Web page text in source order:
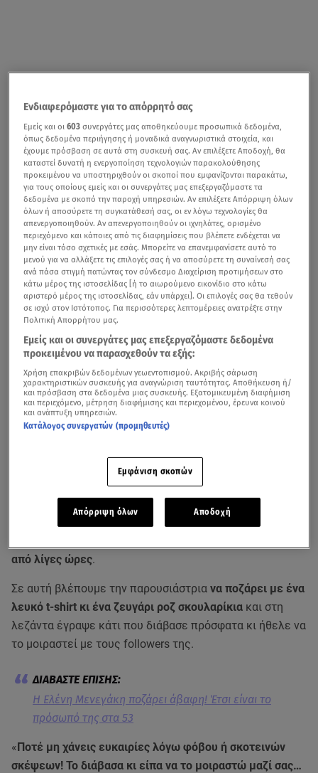
Δείτε βίντεο για την Ελένη Μενεγάκη από τοBreakfast@Star
Φωτογραφία από το μπαλκόνι της πόσταρε η
Ελένη
από λίγες ώρες.
Σε αυτή βλέπουμε την παρουσιάστρια να ποζάρει με ένα
λευκό t-shirt κι ένα ζευγάρι ροζ σκουλαρίκια και στη
λεζάντα έγραψε κάτι που διάβασε πρόσφατα κι ήθελε να
το μοιραστεί με τους followers της.
Η Ελένη Μενεγάκη ποζάρει άβαφη! Έτσι είναι το
πρόσωπό της στα 53
«Ποτέ μη χάνεις ευκαιρίες λόγω φόβου ή σκοτεινών
σκέψεων! Το διάβασα κι είπα να το μοιραστώ μαζί σας…
Ενδιαφερόμαστε για το απόρρητό σας
Εμείς και οι603 συνεργάτες μας αποθηκεύουμε προσωπικά δεδομένα,
όπως δεδομένα περιήγησης ή μοναδικά αναγνωριστικά στοιχεία, και
έχουμε πρόσβαση σε αυτά στη συσκευή σας. Αν επιλέξετε Αποδοχή, θα
καταστεί δυνατή η ενεργοποίηση τεχνολογιών παρακολούθησης
προκειμένου να υποστηριχθούν οι σκοποί που εμφανίζονται παρακάτω,
για τους οποίους εμείς και οι συνεργάτες μας επεξεργαζόμαστε τα
δεδομένα με σκοπό την παροχή υπηρεσιών. Αν επιλέξετε Απόρριψη όλων
όλων ή αποσύρετε τη συγκατάθεσή σας, οι εν λόγω τεχνολογίες θα
απενεργοποιηθούν. Αν απενεργοποιηθούν οι ιχνηλάτες, ορισμένο
περιεχόμενο και κάποιες από τις διαφημίσεις που βλέπετε ενδέχεται να
μην είναι τόσο σχετικές με εσάς. Μπορείτε να επανεμφανίσετε αυτό το
μενού για να αλλάξετε τις επιλογές σας ή να αποσύρετε τη συναίνεσή σας
ανά πάσα στιγμή πατώντας τον σύνδεσμο Διαχείριση προτιμήσεων στο
κάτω μέρος της ιστοσελίδας [ή το αιωρούμενο εικονίδιο στο κάτω
αριστερό μέρος της ιστοσελίδας, εάν υπάρχει]. Οι επιλογές σας θα τεθούν
σε ισχύ στον Ιστότοπος. Για περισσότερες λεπτομέρειες ανατρέξτε στην
Πολιτική Απορρήτου μας.
Εμείς και οι συνεργάτες μας επεξεργαζόμαστε δεδομένα
προκειμένου να παρασχεθούν τα εξής:
Χρήση επακριβών δεδομένων γεωεντοπισμού. Ακριβής σάρωση
χαρακτηριστικών συσκευής για αναγνώριση ταυτότητας. Αποθήκευση ή/
και πρόσβαση στα δεδομένα μιας συσκευής. Εξατομικευμένη διαφήμιση
και περιεχόμενο, μέτρηση διαφήμισης και περιεχομένου, έρευνα κοινού
και ανάπτυξη υπηρεσιών.
Κατάλογος συνεργατών (προμηθευτές)
Εμφάνιση σκοπών
Απόρριψη όλων Αποδοχή